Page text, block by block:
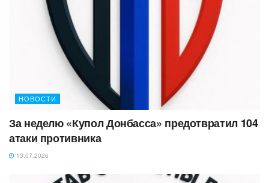
НОВОСТИ
За неделю «Купол Донбасса» предотвратил 104
атаки противника
13.07.2026